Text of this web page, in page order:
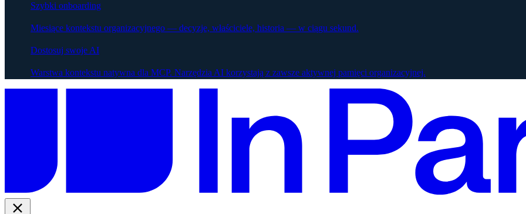
Szybki onboarding
Miesiące kontekstu organizacyjnego — decyzje, właściciele, historia — w ciągu sekund.
Dostosuj swoje AI
Warstwa kontekstu natywna dla MCP. Narzędzia AI korzystają z zawsze aktywnej pamięci organizacyjnej.